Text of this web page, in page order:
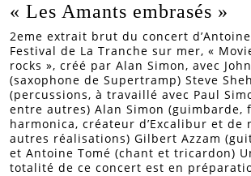
« Les Amants embrasés »
2eme extrait brut du concert
Festival de La Tranche sur mer, «
rocks », créé par Alan Simon, avec
(saxophone de Supertramp) Steve
(percussions, à travaillé avec Paul
entre autres) Alan Simon (guimbarde,
harmonica, créateur d’Excalibur et de
autres réalisations) Gilbert Azzam
et Antoine Tomé (chant et tricardon)
totalité de ce concert est en